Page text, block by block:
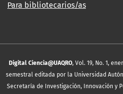
Para bibliotecarios/as
Digital Ciencia@UAQRO, Vol. 19, No. 1,
semestral editada por la Universidad
Secretaría de Investigación, Innovación y